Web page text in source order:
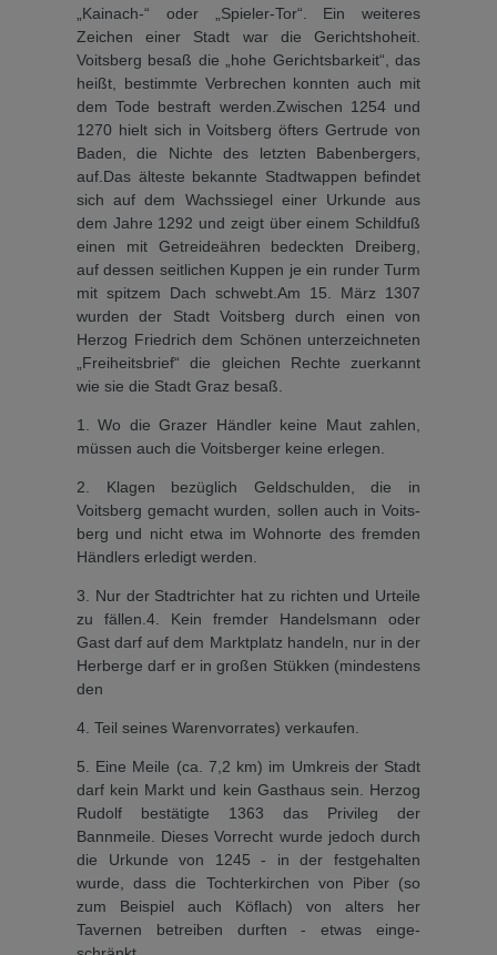
„Kainach-“ oder „Spieler-Tor“. Ein weiteres
Zeichen einer Stadt war die Gerichtshoheit.
Voitsberg besaß die „hohe Gerichtsbarkeit“, das
heißt, bestimmte Verbrechen konn­ten auch mit
dem Tode bestraft werden.Zwischen 1254 und
1270 hielt sich in Voitsberg öfters Gertru­de von
Baden, die Nichte des letzten Babenbergers,
auf.Das älteste bekannte Stadt­wappen befindet
sich auf dem Wachssiegel einer Urkunde aus
dem Jahre 1292 und zeigt über einem Schildfuß
einen mit Getreideähren bedeckten Dreiberg,
auf dessen seitlichen Kuppen je ein runder Turm
mit spitzem Dach schwebt.Am 15. März 1307
wurden der Stadt Voitsberg durch einen von
Herzog Friedrich dem Schö­nen unterzeichneten
„Freiheits­brief“ die gleichen Rechte zuer­kannt
wie sie die Stadt Graz besaß.
1. Wo die Grazer Händler keine Maut zahlen,
müssen auch die Voitsberger keine erlegen.
2. Klagen bezüglich Geldschul­den, die in
Voitsberg gemacht wurden, sollen auch in Voits­
berg und nicht etwa im Wohn­orte des fremden
Händlers er­ledigt werden.
3. Nur der Stadtrichter hat zu richten und Urteile
zu fällen.4. Kein fremder Handelsmann oder
Gast darf auf dem Markt­platz handeln, nur in der
Her­berge darf er in großen Stük­ken (mindestens
den
4. Teil seines Warenvorrates) verkau­fen.
5. Eine Meile (ca. 7,2 km) im Umkreis der Stadt
darf kein Markt und kein Gasthaus sein. Herzog
Rudolf bestätigte 1363 das Privileg der
Bannmeile. Die­ses Vorrecht wurde jedoch durch
die Urkunde von 1245 - in der festgehalten
wurde, dass die Tochterkirchen von Piber (so
zum Beispiel auch Köflach) von alters her
Tavernen betrei­ben durften - etwas einge­